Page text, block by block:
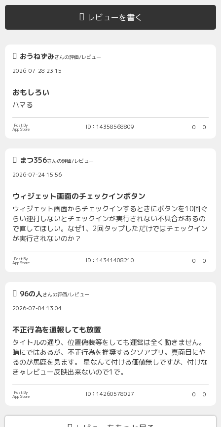
レビューを書く
おうねずみさんの評価/レビュー
2026-07-28 23:15
おもしろい
ハマる
Post By
App Store ID：14358568809 0 0
まつ356さんの評価/レビュー
2026-07-24 15:56
ウィジェット画面のチェックインボタン
ウィジェット画面からチェックインするときにボタンを10回ぐ
らい連打しないとチェックインが実行されない不具合があるの
で直してほしい。なぜ1、2回タップしただけではチェックイン
が実行されないのか？
Post By
App Store ID：14341408210 0 0
96の人さんの評価/レビュー
2026-07-04 13:04
不正行為を通報しても放置
タイトルの通り、位置偽装等をしても運営は全く動きません。
暗にではあるが、不正行為を推奨するクソアプリ。真面目にや
るのが馬鹿を見ます。 星なんて付ける価値無しですが、付けな
きゃレビュー反映出来ないので1で。
Post By
App Store ID：14260578027 0 0